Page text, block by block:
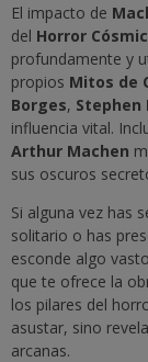
El impacto de
del Horror
profundamente y
propios Mitos de
Borges, Stephen
influencia vital.
Arthur Machen
sus oscuros
Si alguna vez has
solitario o has
esconde algo
que te ofrece la
los pilares del
asustar, sino
arcanas.